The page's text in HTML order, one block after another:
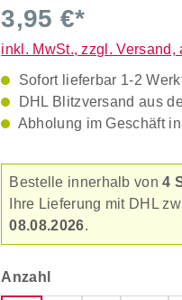
3,95 €*
inkl. MwSt., zzgl. Versand,
Sofort lieferbar 1-2
DHL Blitzversand aus
Abholung im Geschäft
Bestelle innerhalb von4
Ihre Lieferung mit DHL
08.08.2026.
Anzahl auswählen